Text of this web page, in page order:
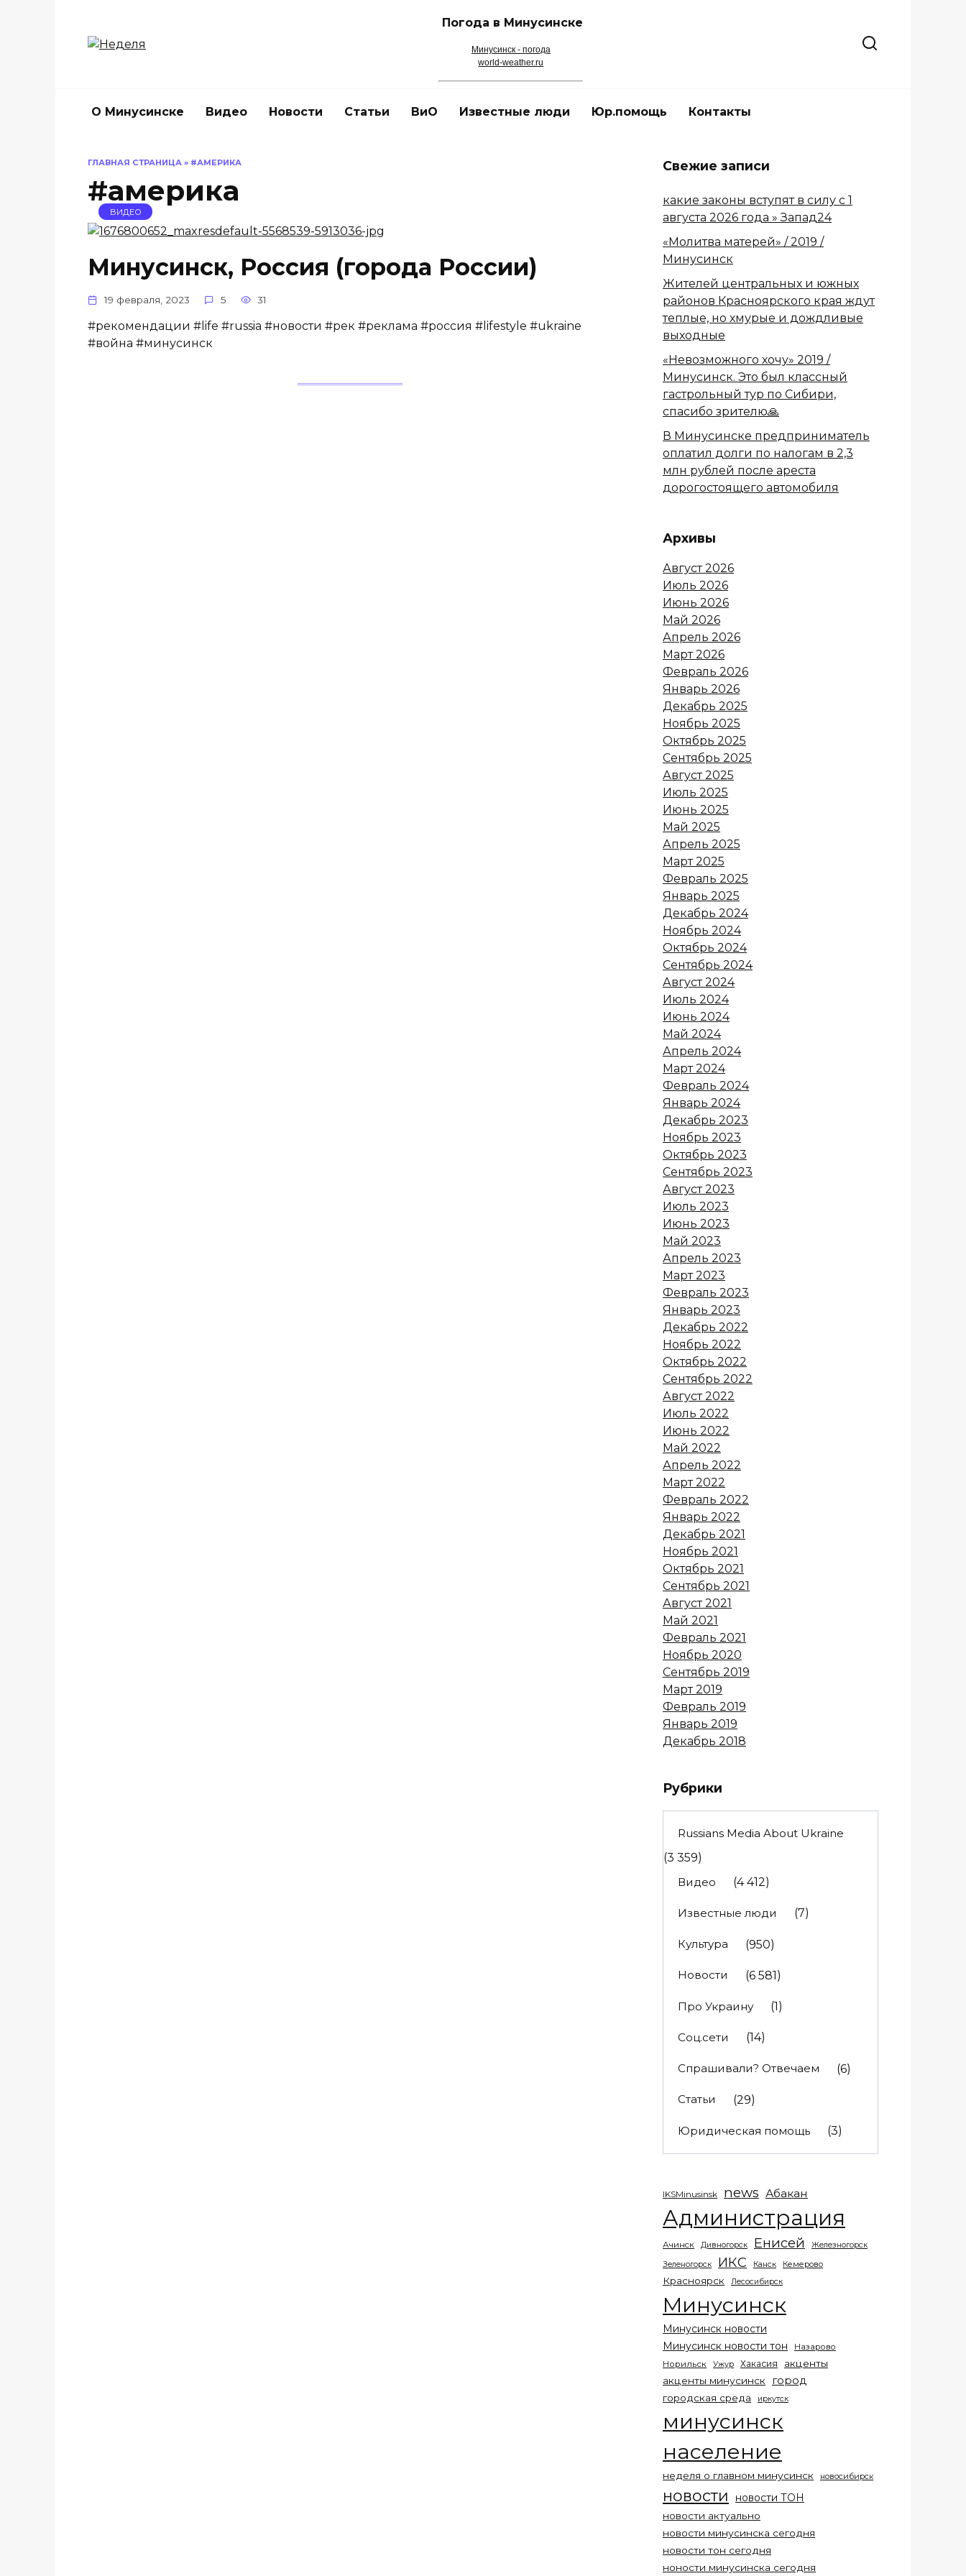
Погода в Минусинске
Минусинск - погода
world-weather.ru
О Минусинске Видео Новости Статьи ВиО Известные люди Юр.помощь Контакты
ГЛАВНАЯ СТРАНИЦА » #АМЕРИКА
#америка
ВИДЕО
Минусинск, Россия (города России)
19 февраля, 2023 5 31
#рекомендации #life #russia #новости #рек #реклама #россия #lifestyle #ukraine
#война #минусинск
Свежие записи
какие законы вступят в силу с 1
августа 2026 года » Запад24
«Молитва матерей» / 2019 /
Минусинск
Жителей центральных и южных
районов Красноярского края ждут
теплые, но хмурые и дождливые
выходные
«Невозможного хочу» 2019 /
Минусинск. Это был классный
гастрольный тур по Сибири,
спасибо зрителю🙏
В Минусинске предприниматель
оплатил долги по налогам в 2,3
млн рублей после ареста
дорогостоящего автомобиля
Архивы
Август 2026
Июль 2026
Июнь 2026
Май 2026
Апрель 2026
Март 2026
Февраль 2026
Январь 2026
Декабрь 2025
Ноябрь 2025
Октябрь 2025
Сентябрь 2025
Август 2025
Июль 2025
Июнь 2025
Май 2025
Апрель 2025
Март 2025
Февраль 2025
Январь 2025
Декабрь 2024
Ноябрь 2024
Октябрь 2024
Сентябрь 2024
Август 2024
Июль 2024
Июнь 2024
Май 2024
Апрель 2024
Март 2024
Февраль 2024
Январь 2024
Декабрь 2023
Ноябрь 2023
Октябрь 2023
Сентябрь 2023
Август 2023
Июль 2023
Июнь 2023
Май 2023
Апрель 2023
Март 2023
Февраль 2023
Январь 2023
Декабрь 2022
Ноябрь 2022
Октябрь 2022
Сентябрь 2022
Август 2022
Июль 2022
Июнь 2022
Май 2022
Апрель 2022
Март 2022
Февраль 2022
Январь 2022
Декабрь 2021
Ноябрь 2021
Октябрь 2021
Сентябрь 2021
Август 2021
Май 2021
Февраль 2021
Ноябрь 2020
Сентябрь 2019
Март 2019
Февраль 2019
Январь 2019
Декабрь 2018
Рубрики
Russians Media About Ukraine
(3 359)
Видео
(4 412)
Известные люди (7)
Культура (950)
Новости (6 581)
Про Украину (1)
Соц.сети (14)
Спрашивали? Отвечаем (6)
Статьи (29)
Юридическая помощь (3)
IKSMinusinsk news Абакан
Администрация
Ачинск Дивногорск Енисей Железногорск
Зеленогорск ИКС Канск Кемерово
Красноярск Лесосибирск
Минусинск
Минусинск новости
Минусинск новости тон
Назарово
Норильск
Ужур Хакасия
акценты
акценты минусинск
город
городская среда иркутск
минусинск
население
неделя о главном минусинск новосибирск
новости новости ТОН
новости актуально
новости минусинска сегодня
новости тон сегодня
ноности минусинска сегодня